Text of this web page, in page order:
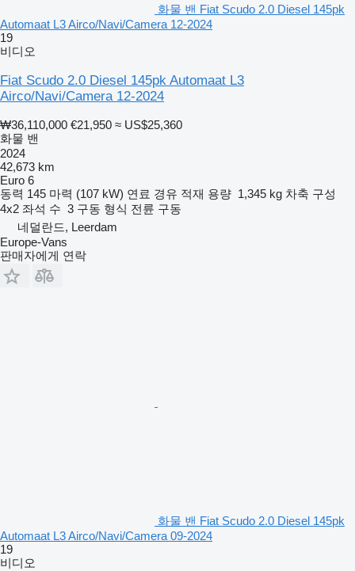
화물 밴 Fiat Scudo 2.0 Diesel 145pk
Automaat L3 Airco/Navi/Camera 12-2024
19
비디오
Fiat Scudo 2.0 Diesel 145pk Automaat L3
Airco/Navi/Camera 12-2024
₩36,110,000 €21,950 ≈ US$25,360
화물 밴
2024
42,673 km
Euro 6
동력 145 마력 (107 kW) 연료 경유 적재 용량 1,345 kg 차축 구성
4x2 좌석 수 3 구동 형식 전륜 구동
네덜란드, Leerdam
Europe-Vans
판매자에게 연락
화물 밴 Fiat Scudo 2.0 Diesel 145pk
Automaat L3 Airco/Navi/Camera 09-2024
19
비디오